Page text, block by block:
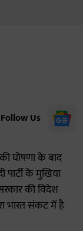
Follow Us
घोषणा के बाद
के मुखिया
की विदेश
भारत संकट में है